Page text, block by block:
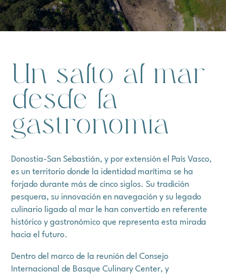
Un salto al mar
desde la
gastronomía
Donostia-San Sebastián, y por extensión el País Vasco,
es un territorio donde la identidad marítima se ha
forjado durante más de cinco siglos. Su tradición
pesquera, su innovación en navegación y su legado
culinario ligado al mar le han convertido en referente
histórico y gastronómico que representa esta mirada
hacia el futuro.
Dentro del marco de la reunión del Consejo
Internacional de Basque Culinary Center, y